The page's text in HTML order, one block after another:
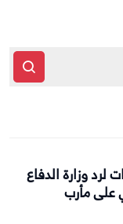
لرد وزارة الدفاع
على مأرب